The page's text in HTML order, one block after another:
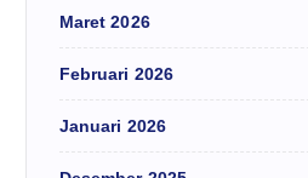
Maret 2026
Februari 2026
Januari 2026